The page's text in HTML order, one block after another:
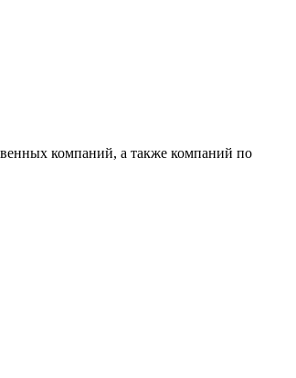
компаний, а также компаний по